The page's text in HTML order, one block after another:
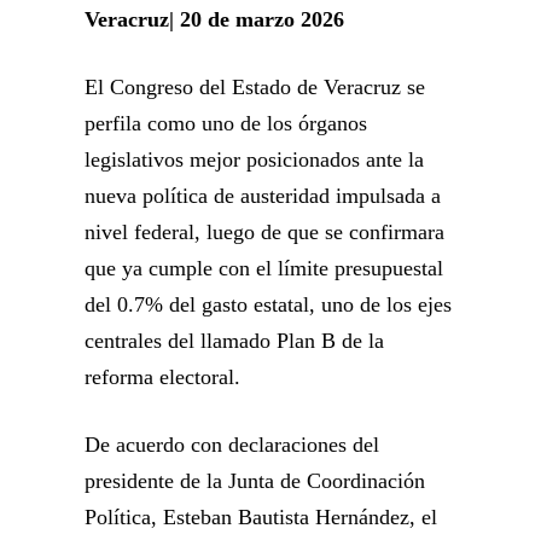
Veracruz| 20 de marzo 2026
El Congreso del Estado de Veracruz se
perfila como uno de los órganos
legislativos mejor posicionados ante la
nueva política de austeridad impulsada a
nivel federal, luego de que se confirmara
que ya cumple con el límite presupuestal
del 0.7% del gasto estatal, uno de los ejes
centrales del llamado Plan B de la
reforma electoral.
De acuerdo con declaraciones del
presidente de la Junta de Coordinación
Política, Esteban Bautista Hernández, el